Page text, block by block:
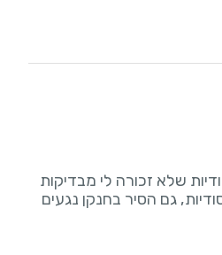
שלא זכורה לי מבדיקות
גם הסיר בחנקן נגעים